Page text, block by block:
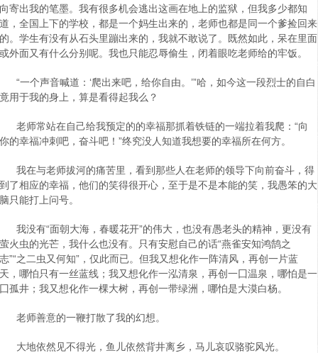
向寄出我的笔墨。我有很多机会逃出这画在地上的监狱，但我多少都知
道，全国上下的学校，都是一个妈生出来的，老师也都是同一个爹捡回来
的。学生有没有从石头里蹦出来的，我就不敢说了。既然如此，呆在里面
或外面又有什么分别呢。我也只能忍辱偷生，闭着眼吃老师给的牢饭。
“一个声音喊道：‘爬出来吧，给你自由。’”哈，如今这一段烈士的自白
竟用于我的身上，算是看得起我么？
老师常站在自己给我预定的的幸福那抓着铁链的一端拉着我爬：“向
你的幸福冲刺吧，奋斗吧！”终究没人知道我想要的幸福所在何方。
我在与老师拔河的痛苦里，看到那些人在老师的领导下向前奋斗，得
到了相应的幸福，他们的笑得很开心，至于是不是本能的笑，我愚笨的大
脑只能打上问号。
我没有“面朝大海，春暖花开”的伟大，也没有愚老头的精神，更没有
萤火虫的光芒，我什么也没有。只有安慰自己的话“燕雀安知鸿鹄之
志”“之二虫又何知”，仅此而已。但我又想化作一阵清风，再创一片蓝
天，哪怕只有一丝蓝线；我又想化作一泓清泉，再创一囗温泉，哪怕是一
囗孤井；我又想化作一棵大树，再创一带绿洲，哪怕是大漠白杨。
老师善意的一鞭打散了我的幻想。
大地依然见不得光，鱼儿依然背井离乡，马儿哀叹骆驼风光。